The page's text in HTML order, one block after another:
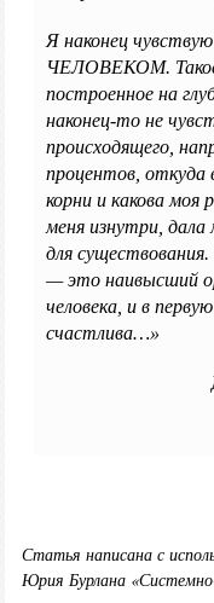
Я наконец
ЧЕЛОВЕКОМ. Такое
построенное на
наконец-то не
происходящего,
процентов, откуда
корни и какова моя
меня изнутри,
для
— это наивысший
человека, и в
счастлива…»
Статья написана с
Юрия Бурлана